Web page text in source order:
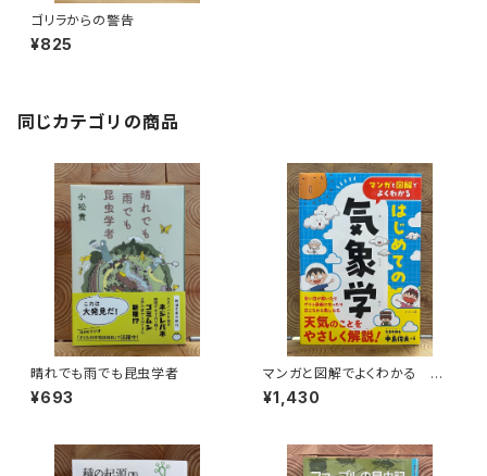
ゴリラからの警告
¥825
同じカテゴリの商品
晴れでも雨でも昆虫学者
¥693
マンガと図解でよくわかる はじ
めての気象学
¥1,430